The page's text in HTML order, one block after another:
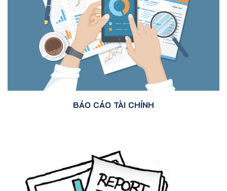
BÁO CÁO TÀI CHÍNH